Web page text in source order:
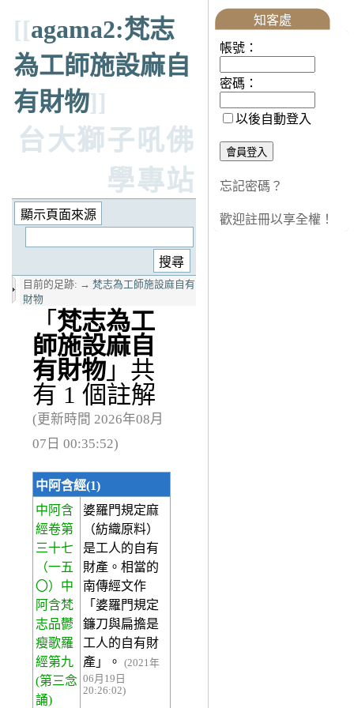
[[agama2:梵志
為工師施設麻自
有財物]]
台大獅子吼佛
學專站
目前的足跡: → 梵志為工師施設麻自有
財物
「 梵志為工
師施設麻自
有財物 」共
有 1 個註解
(更新時間 2026年08月
07日 00:35:52)
中阿含經(1)
中阿含
經卷第
三十七
（一五
〇）中
阿含梵
志品鬱
瘦歌羅
經第九
(第三念
誦)
婆羅門規定麻
（紡織原料）
是工人的自有
財產。相當的
南傳經文作
「婆羅門規定
鐮刀與扁擔是
工人的自有財
產」。
(2021年
06月19日
20:26:02)
知客處
帳號：
密碼：
以後自動登入
忘記密碼？
歡迎註冊以享全權！